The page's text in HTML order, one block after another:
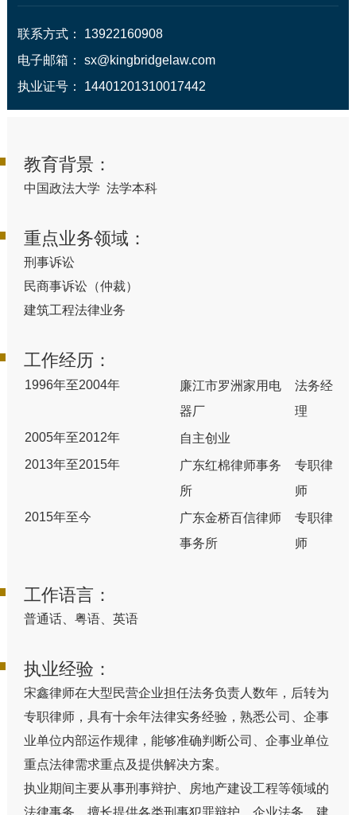
联系方式： 13922160908
电子邮箱： sx@kingbridgelaw.com
执业证号： 14401201310017442
教育背景：
中国政法大学 法学本科
重点业务领域：
刑事诉讼
民商事诉讼（仲裁）
建筑工程法律业务
工作经历：
1996年至2004年
廉江市罗洲家用电
器厂
法务经
理
2005年至2012年
自主创业
2013年至2015年
广东红棉律师事务
所
专职律
师
2015年至今
广东金桥百信律师
事务所
专职律
师
工作语言：
普通话、粤语、英语
执业经验：
宋鑫律师在大型民营企业担任法务负责人数年，后转为
专职律师，具有十余年法律实务经验，熟悉公司、企事
业单位内部运作规律，能够准确判断公司、企事业单位
重点法律需求重点及提供解决方案。
执业期间主要从事刑事辩护、房地产建设工程等领域的